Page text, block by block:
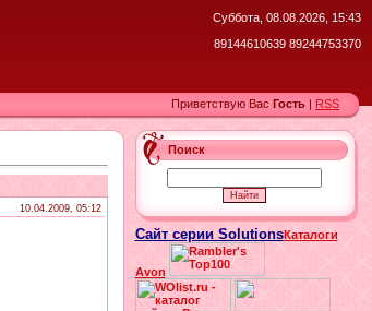
Суббота, 08.08.2026, 15:43
89144610639 89244753370
Приветствую Вас Гость | RSS
10.04.2009, 05:12
Поиск
Сайт серии SolutionsКаталоги
Avon